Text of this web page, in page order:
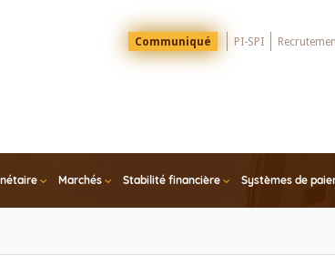
Menu
Top
Communiqué PI-SPI
Marchés Stabilité financière Systèmes de